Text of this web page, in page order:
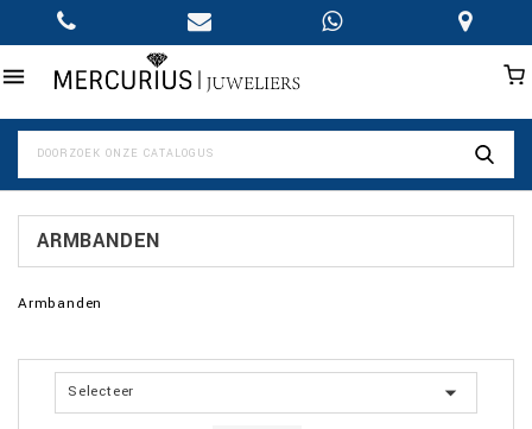

ARMBANDEN
Armbanden
Selecteer 